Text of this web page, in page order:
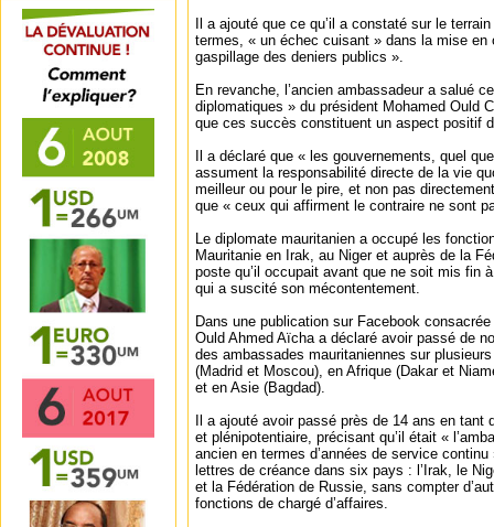
Il a ajouté que ce qu’il a constaté sur le
termes, « un échec cuisant » dans la mise
gaspillage des deniers publics ».
En revanche, l’ancien ambassadeur a salué
diplomatiques » du président Mohamed Ould
que ces succès constituent un aspect positif
Il a déclaré que « les gouvernements, quel
assument la responsabilité directe de la vie
meilleur ou pour le pire, et non pas
que « ceux qui affirment le contraire ne sont
Le diplomate mauritanien a occupé les
Mauritanie en Irak, au Niger et auprès de la
poste qu’il occupait avant que ne soit mis fin
qui a suscité son mécontentement.
Dans une publication sur Facebook
Ould Ahmed Aïcha a déclaré avoir passé de
des ambassades mauritaniennes sur
(Madrid et Moscou), en Afrique (Dakar et
et en Asie (Bagdad).
Il a ajouté avoir passé près de 14 ans en tant
et plénipotentiaire, précisant qu’il était «
ancien en termes d’années de service
lettres de créance dans six pays : l’Irak, le
et la Fédération de Russie, sans compter
fonctions de chargé d’affaires.